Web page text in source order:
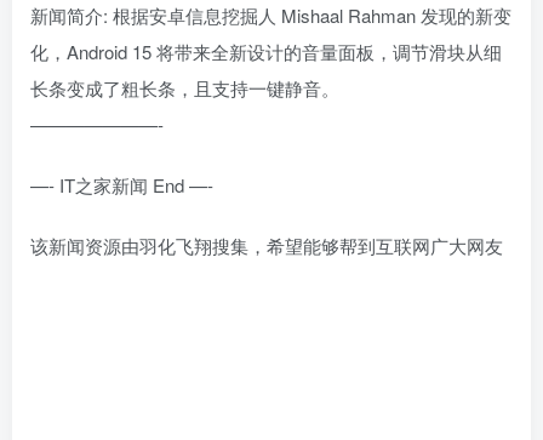
新闻简介: 根据安卓信息挖掘人 Mishaal Rahman 发现的新变
化，Android 15 将带来全新设计的音量面板，调节滑块从细
长条变成了粗长条，且支持一键静音。
———————-
—- IT之家新闻 End —-
该新闻资源由羽化飞翔搜集，希望能够帮到互联网广大网友